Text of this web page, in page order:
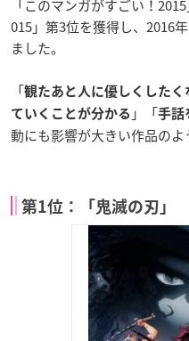
「このマンガがすごい！
015」第3位を獲得し、2016
ました。
「観たあと人に優しくしたく
ていくことが分かる 」「手話
動にも影響が大きい作品のよ
第1位：「鬼滅の刃」